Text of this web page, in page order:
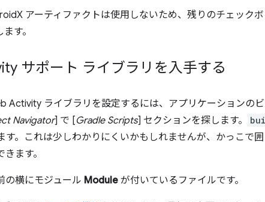
アーティファクトは使用しないため、残りのチェック
す。
サポート ライブラリを入手する
Activity ライブラリを設定するには、アプリケーションの
Navigator] で [Gradle Scripts] セクションを探します。
す。これは少しわかりにくいかもしれませんが、かっこで
ます。
の横にモジュール Module が付いているファイルです。